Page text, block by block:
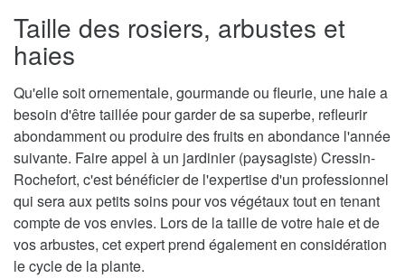
Taille des rosiers, arbustes et
haies
Qu'elle soit ornementale, gourmande ou fleurie, une haie a
besoin d'être taillée pour garder de sa superbe, refleurir
abondamment ou produire des fruits en abondance l'année
suivante. Faire appel à un jardinier (paysagiste) Cressin-
Rochefort, c'est bénéficier de l'expertise d'un professionnel
qui sera aux petits soins pour vos végétaux tout en tenant
compte de vos envies. Lors de la taille de votre haie et de
vos arbustes, cet expert prend également en considération
le cycle de la plante.